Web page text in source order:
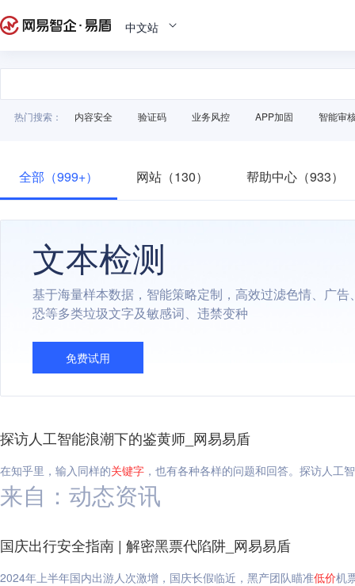
中文站
热门搜索： 内容安全 验证码 业务风控 APP加固 智能审
全部（999+） 网站（130） 帮助中心（933）
文本检测
基于海量样本数据，智能策略定制，高效过滤色情、广告
恐等多类垃圾文字及敏感词、违禁变种
免费试用
探访人工智能浪潮下的鉴黄师_网易易盾
在知乎里，输入同样的关键字 ，也有各种各样的问题和回答。探访人工
来自：动态资讯
国庆出行安全指南 | 解密黑票代陷阱_网易易盾
2024年上半年国内出游人次激增，国庆长假临近，黑产团队瞄准低价机